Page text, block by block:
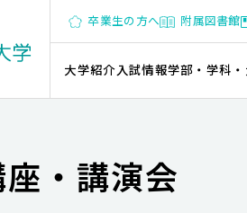
卒業生の方へ 附属図書館
大学紹介入試情報学部・学科
・講演会